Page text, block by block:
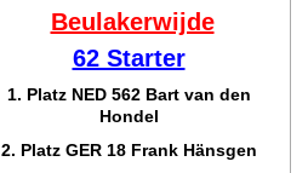
Beulakerwijde
62 Starter
1. Platz NED 562 Bart van den
Hondel
2. Platz GER 18 Frank Hänsgen